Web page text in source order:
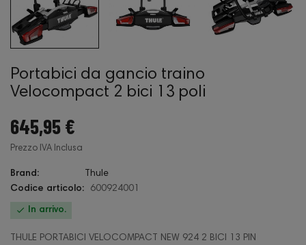
Portabici da gancio traino
Velocompact 2 bici 13 poli
645,95 €
Prezzo IVA Inclusa
Brand:
Thule
Codice articolo:
600924001
 In arrivo.
THULE PORTABICI VELOCOMPACT NEW 924 2 BICI 13 PIN